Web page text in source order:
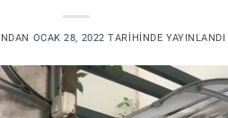
OCAK 28, 2022 TARIHINDE YAYINLANDI